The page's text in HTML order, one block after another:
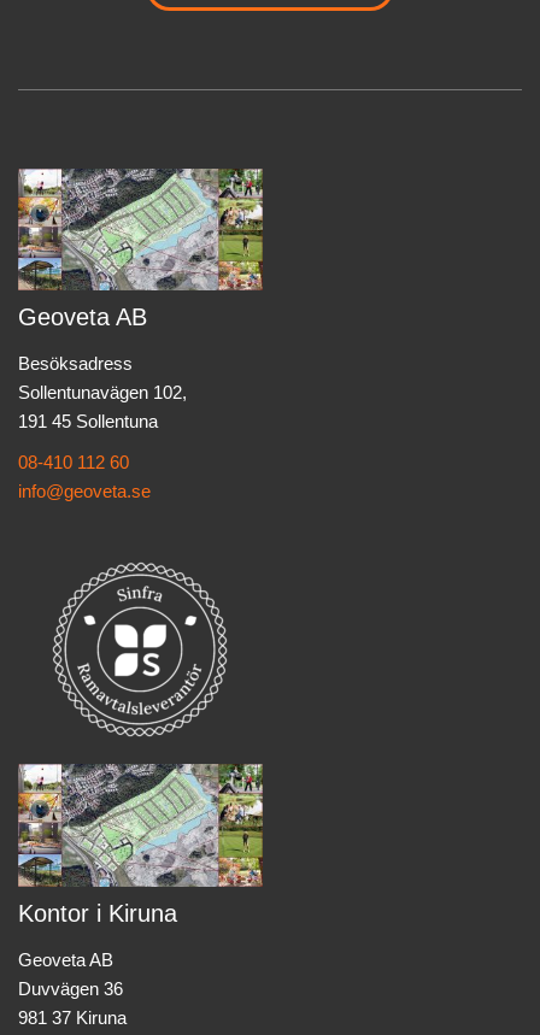
Geoveta AB
Besöksadress
Sollentunavägen 102,
191 45 Sollentuna
08-410 112 60
info@geoveta.se
Kontor i Kiruna
Geoveta AB
Duvvägen 36
981 37 Kiruna